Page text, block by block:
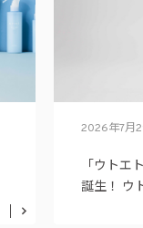
2026年7月
「ウトエ
誕生！ ウ